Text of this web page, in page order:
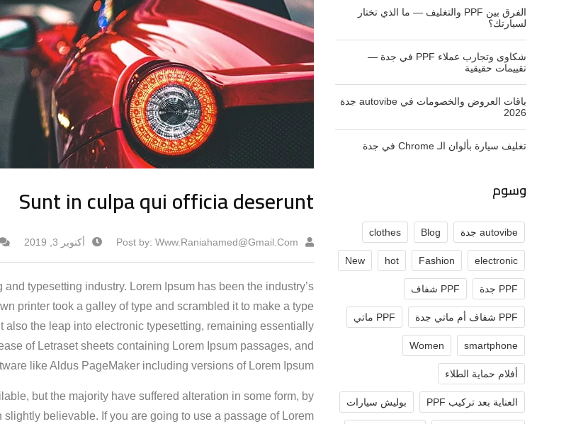
الفرق بين PPF والتغليف — ما الذي تختار
لسيارتك؟
شكاوى وتجارب عملاء PPF في جدة —
تقييمات حقيقية
باقات العروض والخصومات في autovibe جدة
2026
تغليف سيارة بألوان الـ Chrome في جدة
وسوم
autovibe جدة Blog
clothes
electronic
Fashion
hot
New
PPF جدة PPF شفاف
PPF شفاف أم ماتي جدة PPF ماتي
smartphone
Women
أفلام حماية الطلاء
العناية بعد تركيب PPF بوليش سيارات
Sunt in culpa qui officia deserunt
Post by: Www.raniahamed@gmail.com أكتوبر 3, 2019
typesetting industry. Lorem Ipsum has been the industry’s
printer took a galley of type and scrambled it to make a type
also the leap into electronic typesetting, remaining essentially
of Letraset sheets containing Lorem Ipsum passages, and
like Aldus PageMaker including versions of Lorem Ipsum.
but the majority have suffered alteration in some form, by
believable. If you are going to use a passage of Lorem